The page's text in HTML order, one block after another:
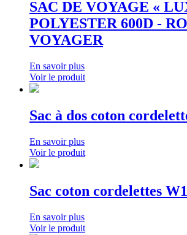
SAC DE VOYAGE «
POLYESTER 600D -
VOYAGER
En savoir plus
Voir le produit
Sac à dos coton
En savoir plus
Voir le produit
Sac coton cordelettes
En savoir plus
Voir le produit